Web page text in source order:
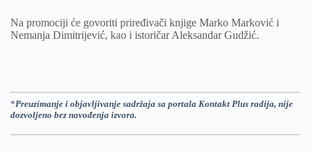
Na promociji će govoriti priređivači knjige Marko Marković i
Nemanja Dimitrijević, kao i istoričar Aleksandar Gudžić.
*Preuzimanje i objavljivanje sadržaja sa portala Kontakt Plus radija, nije
dozvoljeno bez navođenja izvora.